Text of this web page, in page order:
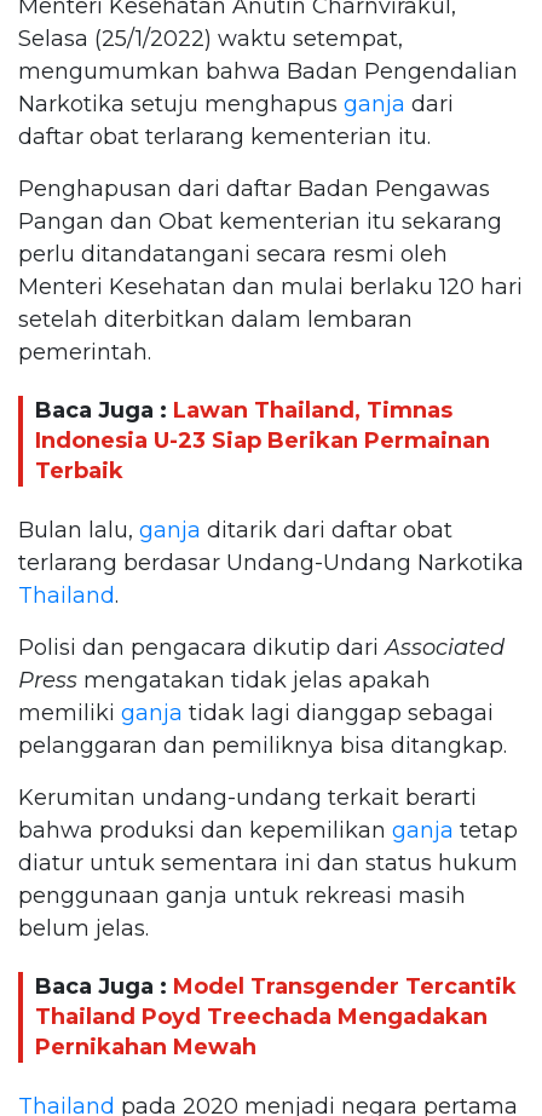
Menteri Kesehatan Anutin Charnvirakul,
Selasa (25/1/2022) waktu setempat,
mengumumkan bahwa Badan Pengendalian
Narkotika setuju menghapus ganja dari
daftar obat terlarang kementerian itu.
Penghapusan dari daftar Badan Pengawas
Pangan dan Obat kementerian itu sekarang
perlu ditandatangani secara resmi oleh
Menteri Kesehatan dan mulai berlaku 120 hari
setelah diterbitkan dalam lembaran
pemerintah.
Baca Juga : Lawan Thailand, Timnas
Indonesia U-23 Siap Berikan Permainan
Terbaik
Bulan lalu, ganja ditarik dari daftar obat
terlarang berdasar Undang-Undang Narkotika
Thailand.
Polisi dan pengacara dikutip dariAssociated
Press mengatakan tidak jelas apakah
memiliki ganja tidak lagi dianggap sebagai
pelanggaran dan pemiliknya bisa ditangkap.
Kerumitan undang-undang terkait berarti
bahwa produksi dan kepemilikan ganja tetap
diatur untuk sementara ini dan status hukum
penggunaan ganja untuk rekreasi masih
belum jelas.
Baca Juga : Model Transgender Tercantik
Thailand Poyd Treechada Mengadakan
Pernikahan Mewah
Thailand pada 2020 menjadi negara pertama